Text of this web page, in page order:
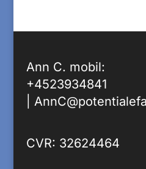
Ann C. mobil:
+4523934841
CVR: 32624464